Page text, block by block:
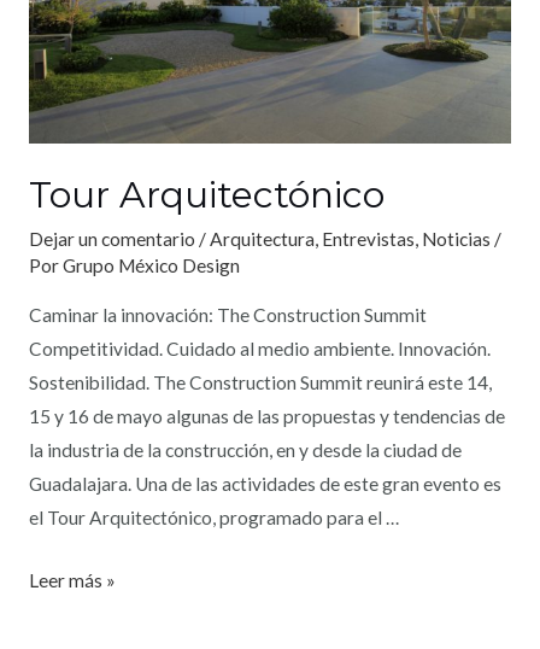
Tour Arquitectónico
Dejar un comentario /Arquitectura, Entrevistas, Noticias /
PorGrupo México Design
Caminar la innovación: The Construction Summit
Competitividad. Cuidado al medio ambiente. Innovación.
Sostenibilidad. The Construction Summit reunirá este 14,
15 y 16 de mayo algunas de las propuestas y tendencias de
la industria de la construcción, en y desde la ciudad de
Guadalajara. Una de las actividades de este gran evento es
el Tour Arquitectónico, programado para el …
Leer más »